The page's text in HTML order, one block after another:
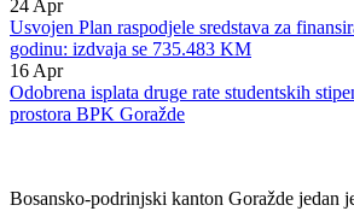
30 Apr
Vlada BPK ulaže u razvoj: Sa iznosom od
kapitalni projekat Grada Goražda
24 Apr
Usvojen Plan raspodjele sredstava za
godinu: izdvaja se 735.483 KM